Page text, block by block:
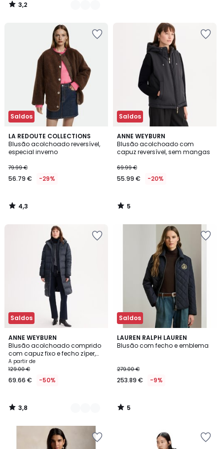
3,2
/
Saldos
LA REDOUTE COLLECTIONS
Blusão acolchoado reversível,
especial inverno
79.99 €
56.79 € -29%
4,3
/ 5
4,3
/
Saldos
ANNE WEYBURN
Blusão acolchoado com
capuz reversível, sem mangas
69.99 €
55.99 € -20%
5
/
5
5
/
Saldos
ANNE WEYBURN
Blusão acolchoado comprido
com capuz fixo e fecho zíper,
para invernos rigorosos
A partir de
129.00 €
69.66 € -50%
3,8
/ 5
3
Cores
3,8
/
Saldos
LAUREN RALPH LAUREN
Blusão com fecho e emblema
279.00 €
253.89 € -9%
5
/
5
/